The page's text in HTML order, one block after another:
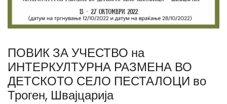
ПОВИК ЗА УЧЕСТВО на
ИНТЕРКУЛТУРНА РАЗМЕНА ВО
ДЕТСКОТО СЕЛО ПЕСТАЛОЦИ во
Троген, Швајцарија